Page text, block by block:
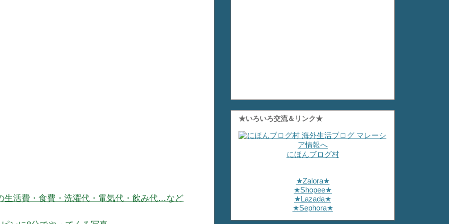
生活費・食費・洗濯代・電気代・飲み代…など
★いろいろ交流＆リンク★
にほんブログ村
★Zalora★
★Shopee★
★Lazada★
★Sephora★